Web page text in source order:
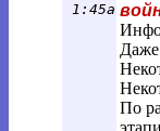
1:45a
По